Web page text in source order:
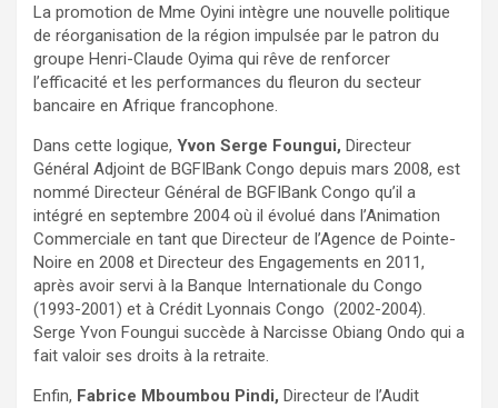
La promotion de Mme Oyini intègre une nouvelle politique
de réorganisation de la région impulsée par le patron du
groupe Henri-Claude Oyima qui rêve de renforcer
l’efficacité et les performances du fleuron du secteur
bancaire en Afrique francophone.
Dans cette logique, Yvon Serge Foungui, Directeur
Général Adjoint de BGFIBank Congo depuis mars 2008, est
nommé Directeur Général de BGFIBank Congo qu’il a
intégré en septembre 2004 où il évolué dans l’Animation
Commerciale en tant que Directeur de l’Agence de Pointe-
Noire en 2008 et Directeur des Engagements en 2011,
après avoir servi à la Banque Internationale du Congo
(1993-2001) et à Crédit Lyonnais Congo (2002-2004).
Serge Yvon Foungui succède à Narcisse Obiang Ondo qui a
fait valoir ses droits à la retraite.
Enfin, Fabrice Mboumbou Pindi, Directeur de l’Audit